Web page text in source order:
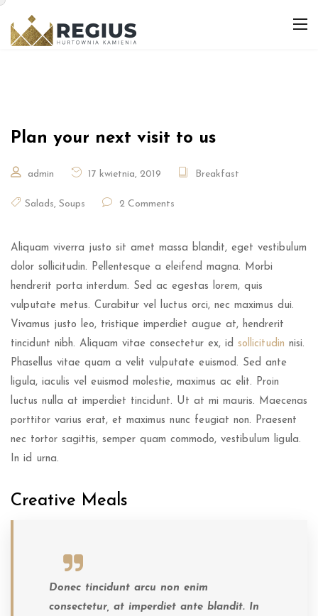
Plan your next visit to us
admin 17 kwietnia, 2019 Breakfast
Salads, Soups 2 Comments
Aliquam viverra justo sit amet massa blandit, eget vestibulum
dolor sollicitudin. Pellentesque a eleifend magna. Morbi
hendrerit porta interdum. Sed ac egestas lorem, quis
vulputate metus. Curabitur vel luctus orci, nec maximus dui.
Vivamus justo leo, tristique imperdiet augue at, hendrerit
tincidunt nibh. Aliquam vitae consectetur ex, id sollicitudin nisi.
Phasellus vitae quam a velit vulputate euismod. Sed ante
ligula, iaculis vel euismod molestie, maximus ac elit. Proin
luctus nulla at imperdiet tincidunt. Ut at mi mauris. Maecenas
porttitor varius erat, et maximus nunc feugiat non. Praesent
nec tortor sagittis, semper quam commodo, vestibulum ligula.
In id urna.
Creative Meals
Donec tincidunt arcu non enim
consectetur, at imperdiet ante blandit. In